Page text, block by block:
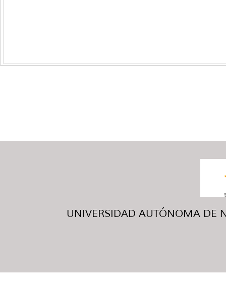
UNIVERSIDAD AUTÓNOMA DE